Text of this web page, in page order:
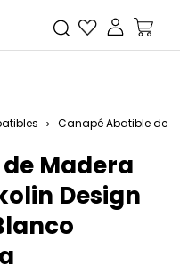
Canapé Abatible de
Madera
Design